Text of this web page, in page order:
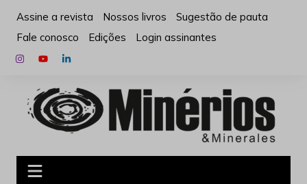
para
conteúdo
Assine a revista Nossos livros
Sugestão de pauta
Fale conosco
Edições Login assinantes